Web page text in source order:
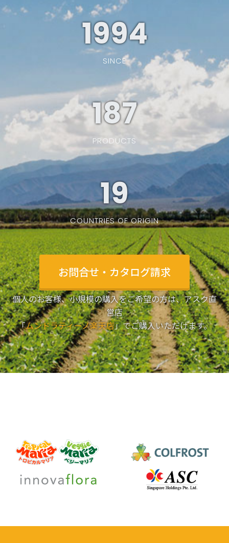
1994
SINCE
187
PRODUCTS
19
COUNTRIES OF ORIGIN
お問合せ・カタログ請求
個人のお客様、小規模の購入をご希望の方は、アスク直
営店
「ムンドラティーノ楽天店」でご購入いただけます。